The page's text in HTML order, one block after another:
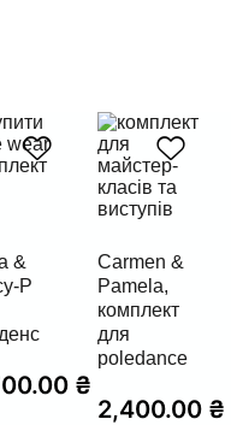
&
P
₴
Carmen &
Pamela,
комплект
для
poledance
2,400.00 ₴